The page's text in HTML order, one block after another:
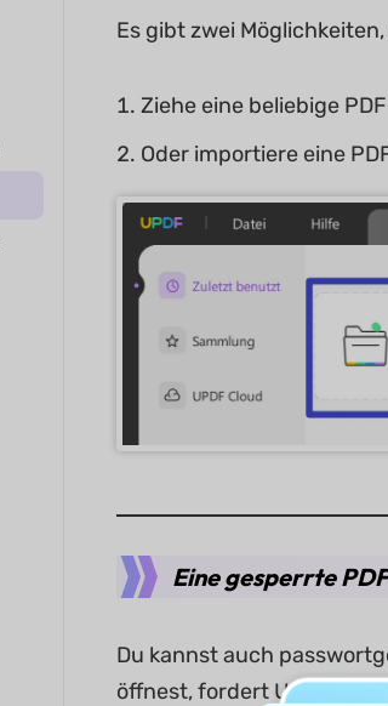
Es gibt zwei
Ziehe eine beliebige
Oder importiere eine
Eine gesperrte
Du kannst auch
öffnest, fordert UPDF